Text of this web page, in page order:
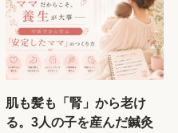
肌も髪も「腎」から老け
る。3人の子を産んだ鍼灸